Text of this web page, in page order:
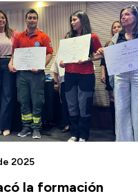
la formación
2025